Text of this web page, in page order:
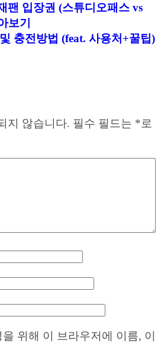
팬 입장권 (스튜디오패스 vs
보기
충전방법 (feat. 사용처+꿀팁)
지 않습니다. 필수 필드는 *로
위해 이 브라우저에 이름, 이